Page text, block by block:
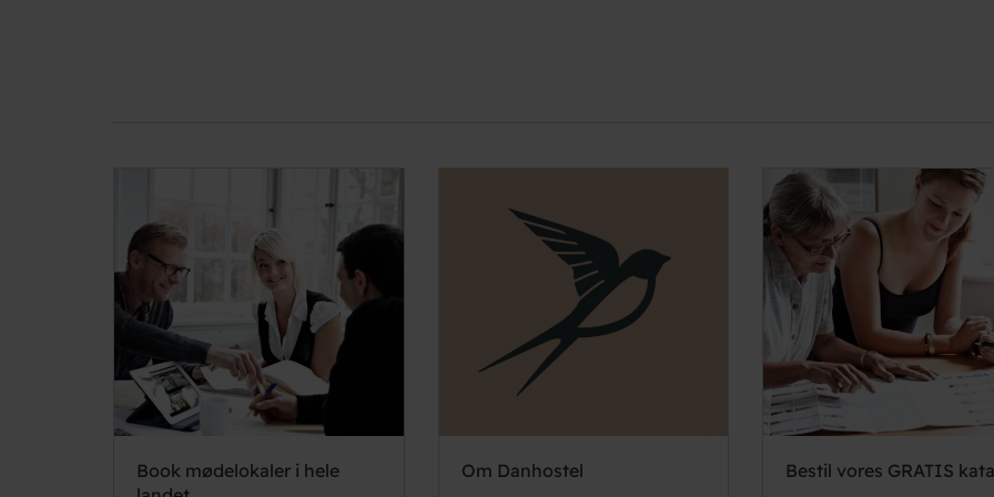
Book mødelokaler i hele
Om Danhostel Bestil vores GRATIS